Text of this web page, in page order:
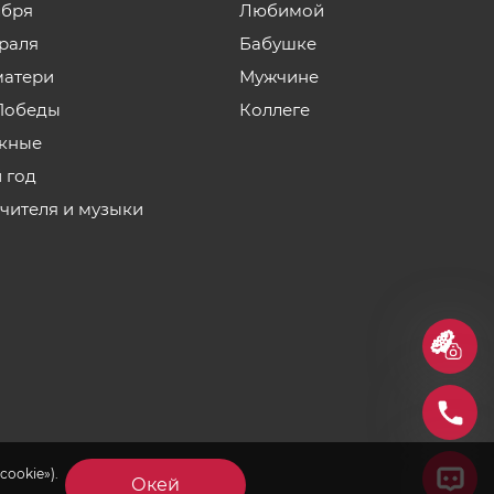
Окей
год
и музыки
Любимой
Бабушке
Мужчине
Коллеге